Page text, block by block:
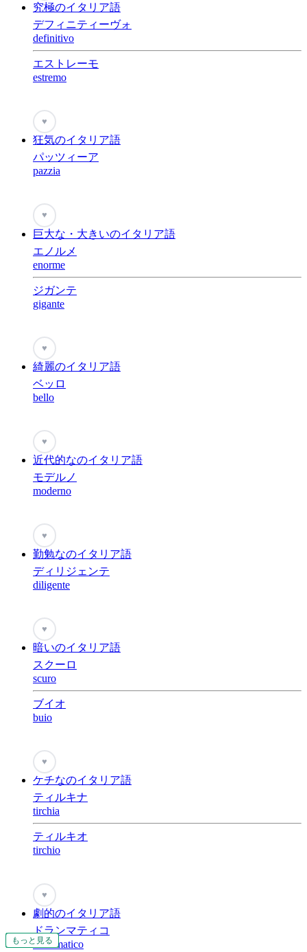
もっと見る
もっと見る
もっと見る
もっと見る
もっと見る
もっと見る
もっと見る
もっと見る
もっと見る
究極のイタリア語
デフィニティーヴォ
definitivo
エストレーモ
estremo
♥
狂気のイタリア語
パッツィーア
pazzia
♥
巨大な・大きいのイタリア語
エノルメ
enorme
ジガンテ
gigante
もっと見る
♥
綺麗のイタリア語
ベッロ
bello
♥
近代的なのイタリア語
モデルノ
moderno
♥
勤勉なのイタリア語
ディリジェンテ
diligente
♥
暗いのイタリア語
スクーロ
scuro
ブイオ
buio
♥
ケチなのイタリア語
ティルキナ
tirchia
ティルキオ
tirchio
♥
劇的のイタリア語
ドランマティコ
drammatico
もっと見る
もっと見る
もっと見る
もっと見る
もっと見る
もっと見る